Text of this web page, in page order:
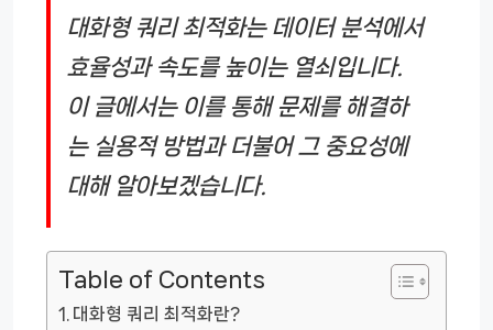
대화형 쿼리 최적화는 데이터 분석에서
효율성과 속도를 높이는 열쇠입니다.
이 글에서는 이를 통해 문제를 해결하
는 실용적 방법과 더불어 그 중요성에
대해 알아보겠습니다.
Table of Contents
대화형 쿼리 최적화란?